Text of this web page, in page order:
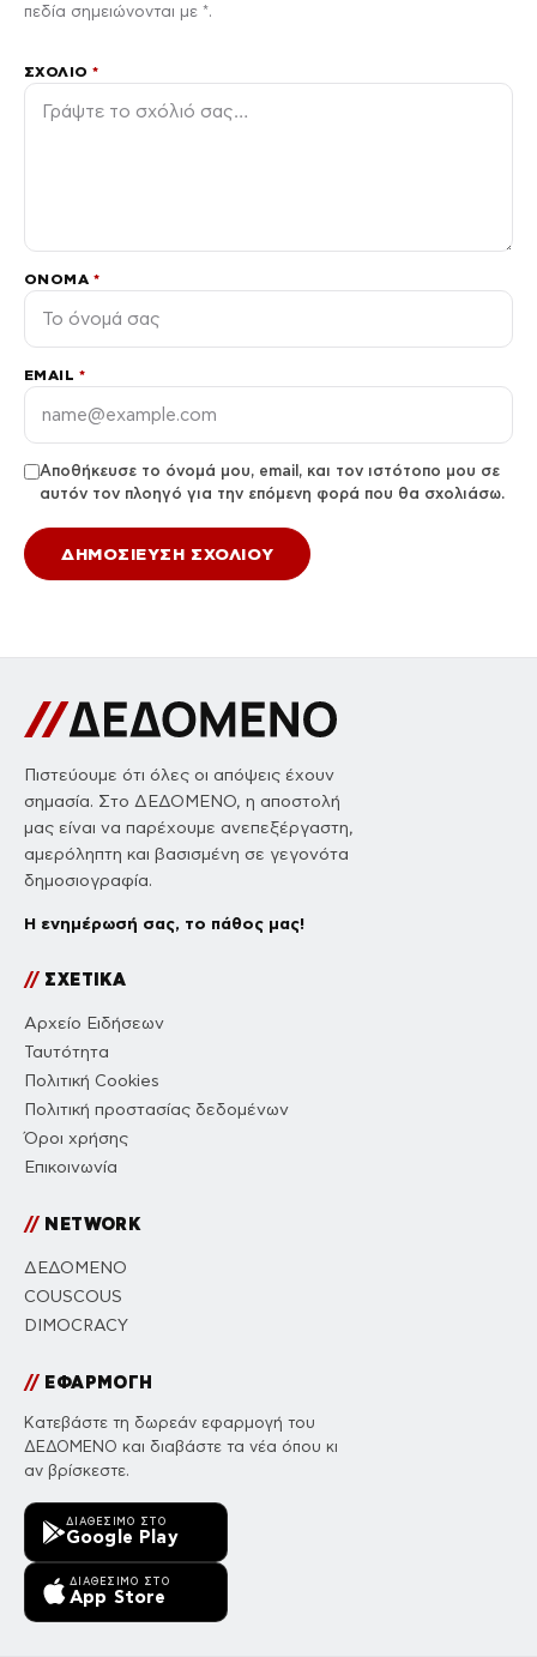
πεδία σημειώνονται με *.
ΣΧΌΛΙΟ*
ΌΝΟΜΑ *
EMAIL *
Αποθήκευσε το όνομά μου, email, και τον ιστότοπο μου σε
αυτόν τον πλοηγό για την επόμενη φορά που θα σχολιάσω.
Πιστεύουμε ότι όλες οι απόψεις έχουν
σημασία. Στο ΔΕΔΟΜΕΝΟ, η αποστολή
μας είναι να παρέχουμε ανεπεξέργαστη,
αμερόληπτη και βασισμένη σε γεγονότα
δημοσιογραφία.
Η ενημέρωσή σας, το πάθος μας!
//ΣΧΕΤΙΚΑ
Αρχείο Ειδήσεων
Ταυτότητα
Πολιτική Cookies
Πολιτική προστασίας δεδομένων
Όροι χρήσης
Επικοινωνία
//NETWORK
ΔΕΔΟΜΕΝΟ
COUSCOUS
DIMOCRACY
//ΕΦΑΡΜΟΓΗ
Κατεβάστε τη δωρεάν εφαρμογή του
ΔΕΔΟΜΕΝΟ και διαβάστε τα νέα όπου κι
αν βρίσκεστε.
ΔΙΑΘΈΣΙΜΟ ΣΤΟ
Google Play
ΔΙΑΘΈΣΙΜΟ ΣΤΟ
App Store